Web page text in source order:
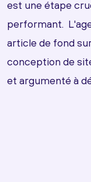
est une étape
performant.
article de fond
conception de
et argumenté à